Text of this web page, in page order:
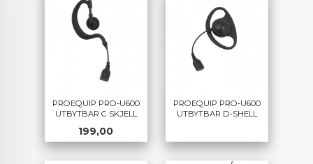
PROEQUIP PRO-U600
UTBYTBAR C SKJELL
Pris
199,00
PROEQUIP PRO-U600
UTBYTBAR D-SHELL